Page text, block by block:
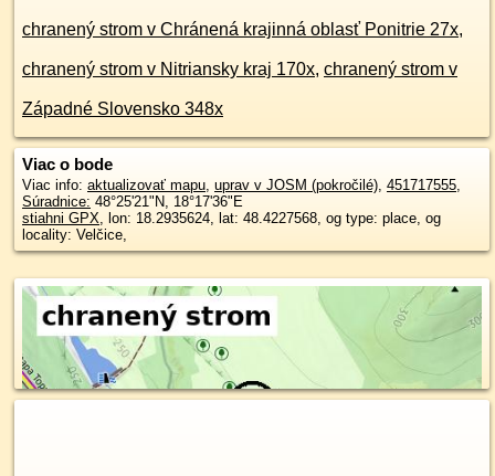
chranený strom v Chránená krajinná oblasť Ponitrie 27x,
chranený strom v Nitriansky kraj 170x, chranený strom v
Západné Slovensko 348x
Viac o bode
Viac info: aktualizovať mapu, uprav v JOSM (pokročilé), 451717555,
Súradnice: 48°25'21"N, 18°17'36"E
stiahni GPX, lon: 18.2935624, lat: 48.4227568, og type: place, og
locality: Velčice,